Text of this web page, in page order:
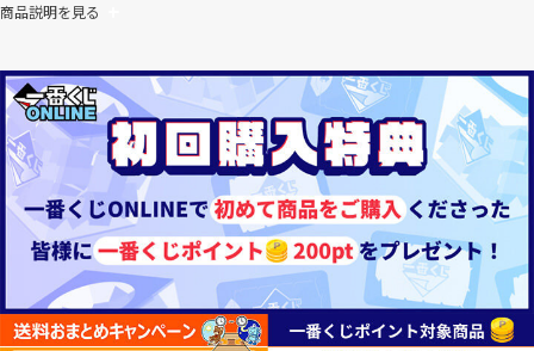
商品説明を見る